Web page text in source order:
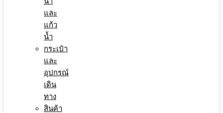
และ
แก้ว
น้ำ
กระเป๋า
และ
อุปกรณ์
เดิน
ทาง
สินค้า